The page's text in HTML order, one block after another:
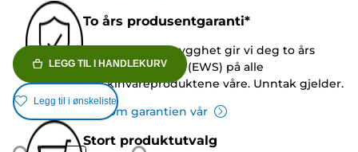
På nettlager
LEGG TIL I HANDLEKURV
Legg til i ønskeliste
To års produsentgaranti*
Som en ekstra trygghet gir vi deg to års
produsentgaranti (EWS) på alle
maskinvareproduktene våre. Unntak gjelder.
Lær om garantien vår
Stort produktutvalg